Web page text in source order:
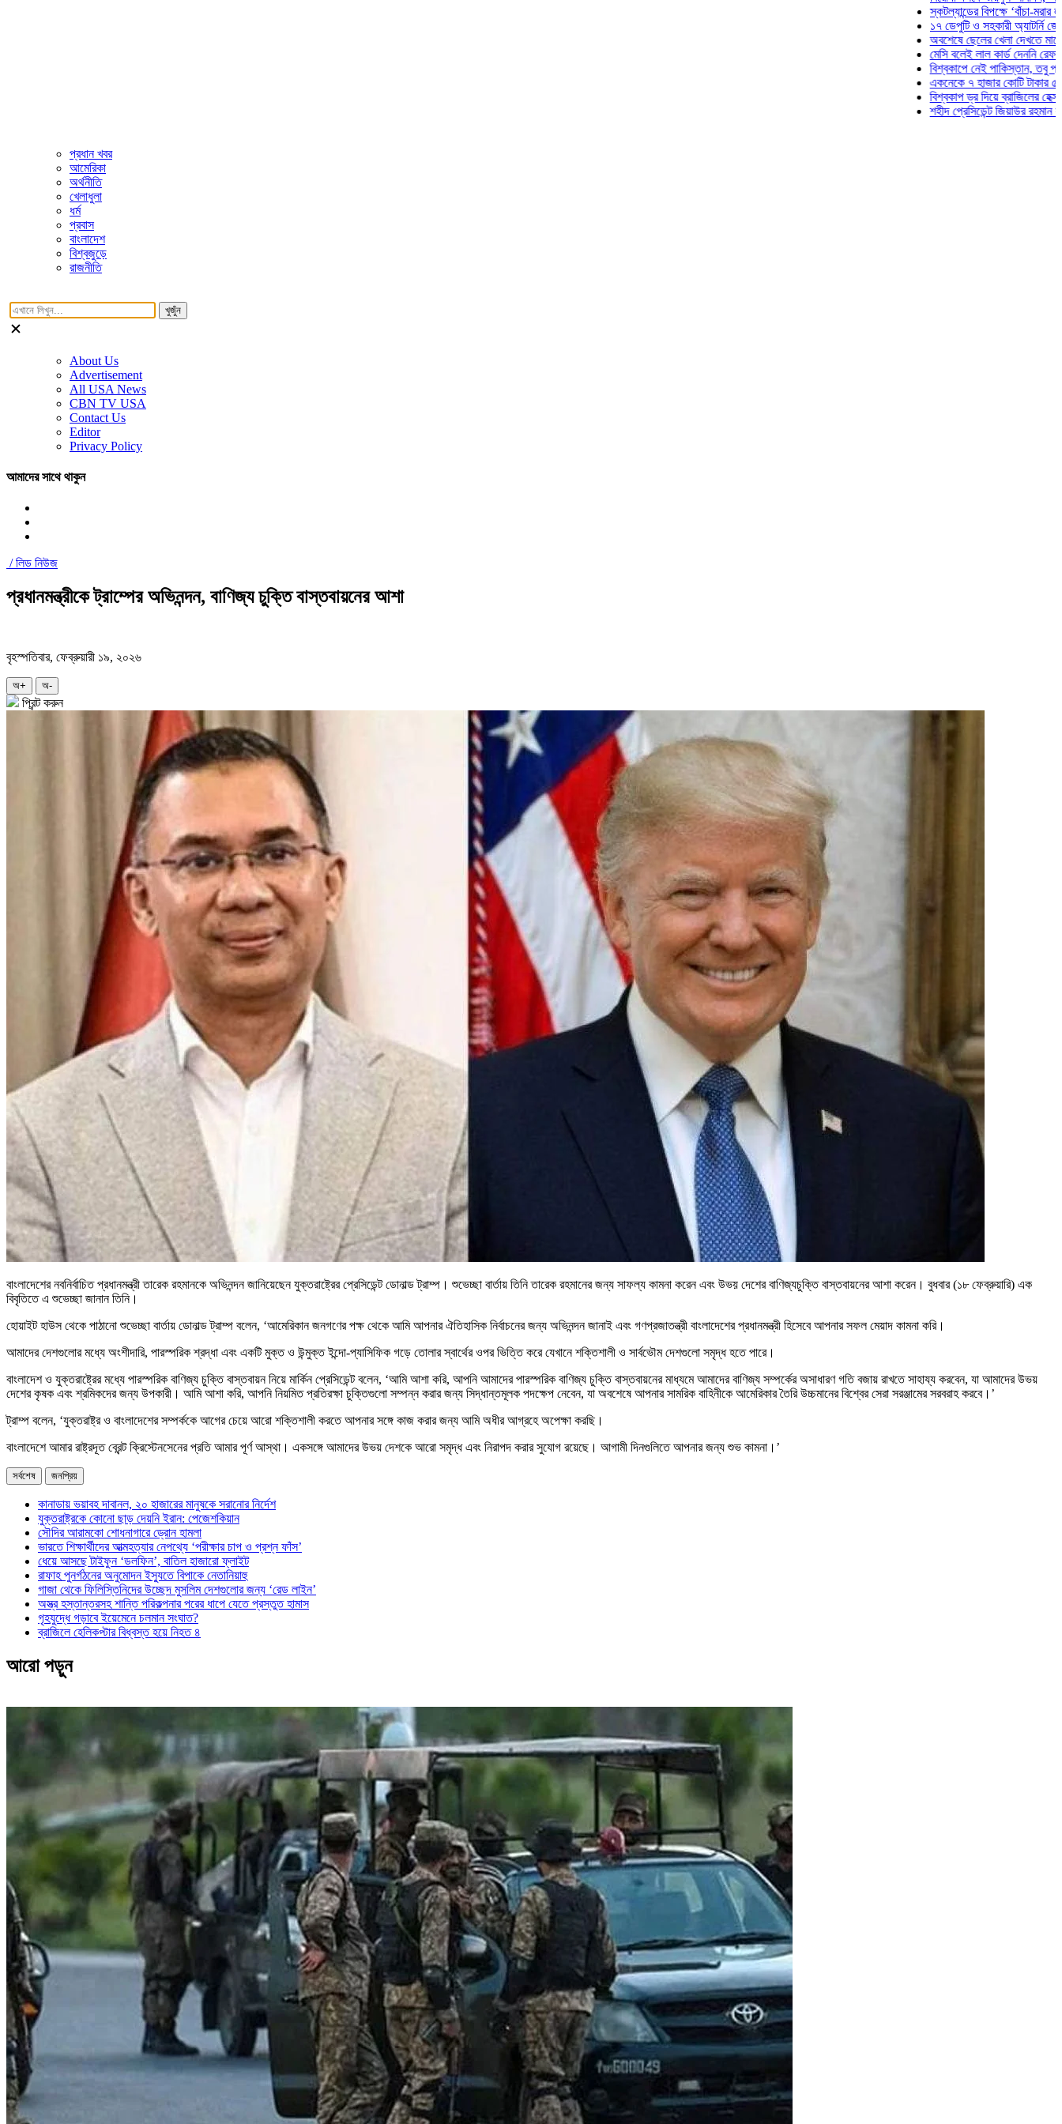
স্কটল্যান্ডের বিপক্ষে ‘বাঁচা-মরার লড়াইয়ে’
১৭ ডেপুটি ও সহকারী অ্যাটর্নি জেনারেলের
অবশেষে ছেলের খেলা দেখতে মাঠে আসছেন
মেসি বলেই লাল কার্ড দেননি রেফারি! ফাউল
বিশ্বকাপে নেই পাকিস্তান, তবু প্রতিটি গোলে
একনেকে ৭ হাজার কোটি টাকার ৫ প্রকল্পের
বিশ্বকাপ ড্র দিয়ে ব্রাজিলের হেক্সা মিশন শুরু
শহীদ প্রেসিডেন্ট জিয়াউর রহমান সমাধিতে
প্রধান খবর
আমেরিকা
অর্থনীতি
খেলাধুলা
ধর্ম
প্রবাস
বাংলাদেশ
বিশ্বজুড়ে
রাজনীতি
খুজুঁন
About Us
Advertisement
All USA News
CBN TV USA
Contact Us
Editor
Privacy Policy
আমাদের সাথে থাকুন
/লিড নিউজ
প্রধানমন্ত্রীকে ট্রাম্পের অভিনন্দন, বাণিজ্য চুক্তি বাস্তবায়নের আশা
বৃহস্পতিবার, ফেব্রুয়ারী ১৯, ২০২৬
অ+ অ-
প্রিন্ট করুন
বাংলাদেশের নবনির্বাচিত প্রধানমন্ত্রী তারেক রহমানকে অভিনন্দন জানিয়েছেন যুক্তরাষ্ট্রের প্রেসিডেন্ট ডোনাল্ড ট্রাম্প। শুভেচ্ছা বার্তায় তিনি তারেক রহমানের জন্য সাফল্য কামনা করেন এবং উভয় দেশের বাণিজ্যচুক্তি বাস্তবায়নের আশা করেন। বুধবার (১৮ ফেব্রুয়ারি) এক
বিবৃতিতে এ শুভেচ্ছা জানান তিনি।
হোয়াইট হাউস থেকে পাঠানো শুভেচ্ছা বার্তায় ডোনাল্ড ট্রাম্প বলেন, ‘আমেরিকান জনগণের পক্ষ থেকে আমি আপনার ঐতিহাসিক নির্বাচনের জন্য অভিনন্দন জানাই এবং গণপ্রজাতন্ত্রী বাংলাদেশের প্রধানমন্ত্রী হিসেবে আপনার সফল মেয়াদ কামনা করি।
আমাদের দেশগুলোর মধ্যে অংশীদারি, পারস্পরিক শ্রদ্ধা এবং একটি মুক্ত ও উন্মুক্ত ইন্দো-প্যাসিফিক গড়ে তোলার স্বার্থের ওপর ভিত্তি করে যেখানে শক্তিশালী ও সার্বভৌম দেশগুলো সমৃদ্ধ হতে পারে।
বাংলাদেশ ও যুক্তরাষ্ট্রের মধ্যে পারস্পরিক বাণিজ্য চুক্তি বাস্তবায়ন নিয়ে মার্কিন প্রেসিডেন্ট বলেন, ‘আমি আশা করি, আপনি আমাদের পারস্পরিক বাণিজ্য চুক্তি বাস্তবায়নের মাধ্যমে আমাদের বাণিজ্য সম্পর্কের অসাধারণ গতি বজায় রাখতে সাহায্য করবেন, যা আমাদের উভয়
দেশের কৃষক এবং শ্রমিকদের জন্য উপকারী। আমি আশা করি, আপনি নিয়মিত প্রতিরক্ষা চুক্তিগুলো সম্পন্ন করার জন্য সিদ্ধান্তমূলক পদক্ষেপ নেবেন, যা অবশেষে আপনার সামরিক বাহিনীকে আমেরিকার তৈরি উচ্চমানের বিশ্বের সেরা সরঞ্জামের সরবরাহ করবে।’
ট্রাম্প বলেন, ‘যুক্তরাষ্ট্র ও বাংলাদেশের সম্পর্ককে আগের চেয়ে আরো শক্তিশালী করতে আপনার সঙ্গে কাজ করার জন্য আমি অধীর আগ্রহে অপেক্ষা করছি।
বাংলাদেশে আমার রাষ্ট্রদূত ব্রেন্ট ক্রিস্টেনসেনের প্রতি আমার পূর্ণ আস্থা। একসঙ্গে আমাদের উভয় দেশকে আরো সমৃদ্ধ এবং নিরাপদ করার সুযোগ রয়েছে। আগামী দিনগুলিতে আপনার জন্য শুভ কামনা।’
সর্বশেষ জনপ্রিয়
কানাডায় ভয়াবহ দাবানল, ২০ হাজারের মানুষকে সরানোর নির্দেশ
যুক্তরাষ্ট্রকে কোনো ছাড় দেয়নি ইরান: পেজেশকিয়ান
সৌদির আরামকো শোধনাগারে ড্রোন হামলা
ভারতে শিক্ষার্থীদের আত্মহত্যার নেপথ্যে ‘পরীক্ষার চাপ ও প্রশ্ন ফাঁস’
ধেয়ে আসছে টাইফুন ‘ডলফিন’, বাতিল হাজারো ফ্লাইট
রাফাহ পুনর্গঠনের অনুমোদন ইস্যুতে বিপাকে নেতানিয়াহু
গাজা থেকে ফিলিস্তিনিদের উচ্ছেদ মুসলিম দেশগুলোর জন্য ‘রেড লাইন’
অস্ত্র হস্তান্তরসহ শান্তি পরিকল্পনার পরের ধাপে যেতে প্রস্তুত হামাস
গৃহযুদ্ধে গড়াবে ইয়েমেনে চলমান সংঘাত?
ব্রাজিলে হেলিকপ্টার বিধ্বস্ত হয়ে নিহত ৪
আরো পড়ুন